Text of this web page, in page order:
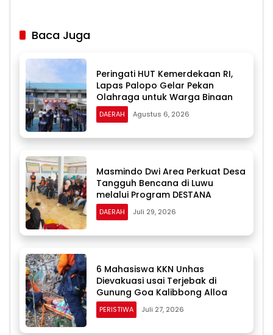
Baca Juga
Peringati HUT Kemerdekaan RI,
Lapas Palopo Gelar Pekan
Olahraga untuk Warga Binaan
DAERAH Agustus 6, 2026
Masmindo Dwi Area Perkuat Desa
Tangguh Bencana di Luwu
melalui Program DESTANA
DAERAH Juli 29, 2026
6 Mahasiswa KKN Unhas
Dievakuasi usai Terjebak di
Gunung Goa Kalibbong Alloa
PERISTIWA Juli 27, 2026